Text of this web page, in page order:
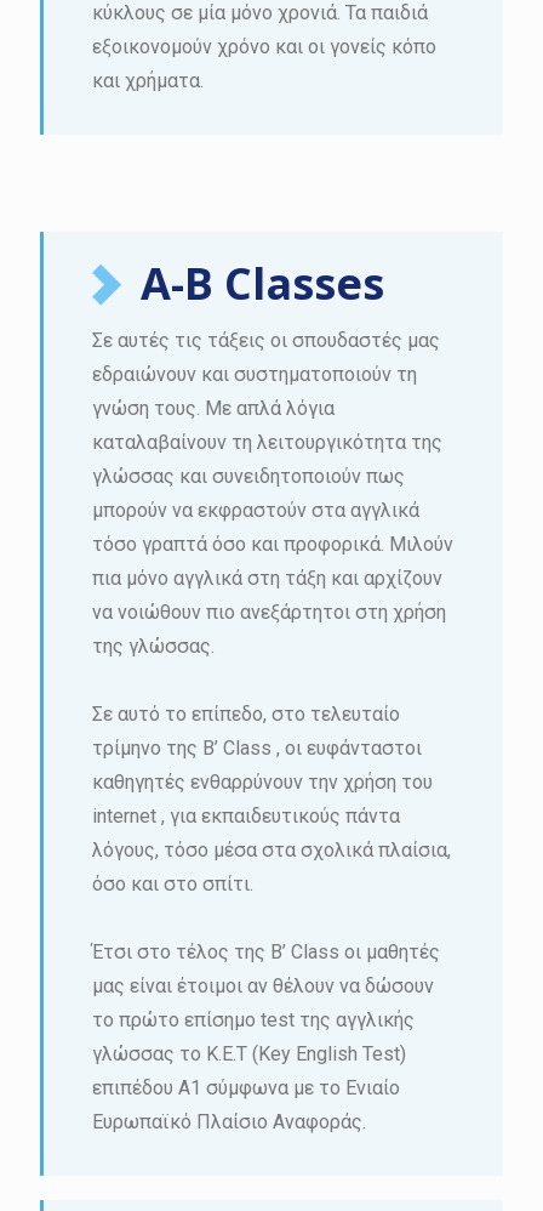
κύκλους σε μία μόνο χρονιά. Τα παιδιά
εξοικονομούν χρόνο και οι γονείς κόπο
και χρήματα.
A-B Classes
Σε αυτές τις τάξεις οι σπουδαστές μας
εδραιώνουν και συστηματοποιούν τη
γνώση τους. Με απλά λόγια
καταλαβαίνουν τη λειτουργικότητα της
γλώσσας και συνειδητοποιούν πως
μπορούν να εκφραστούν στα αγγλικά
τόσο γραπτά όσο και προφορικά. Μιλούν
πια μόνο αγγλικά στη τάξη και αρχίζουν
να νοιώθουν πιο ανεξάρτητοι στη χρήση
της γλώσσας.
Σε αυτό το επίπεδο, στο τελευταίο
τρίμηνο της Β’ Class , οι ευφάνταστοι
καθηγητές ενθαρρύνουν την χρήση του
internet , για εκπαιδευτικούς πάντα
λόγους, τόσο μέσα στα σχολικά πλαίσια,
όσο και στο σπίτι.
Έτσι στο τέλος της B’ Class οι μαθητές
μας είναι έτοιμοι αν θέλουν να δώσουν
το πρώτο επίσημο test της αγγλικής
γλώσσας το K.E.T (Key English Test)
επιπέδου Α1 σύμφωνα με το Ενιαίο
Ευρωπαϊκό Πλαίσιο Αναφοράς.